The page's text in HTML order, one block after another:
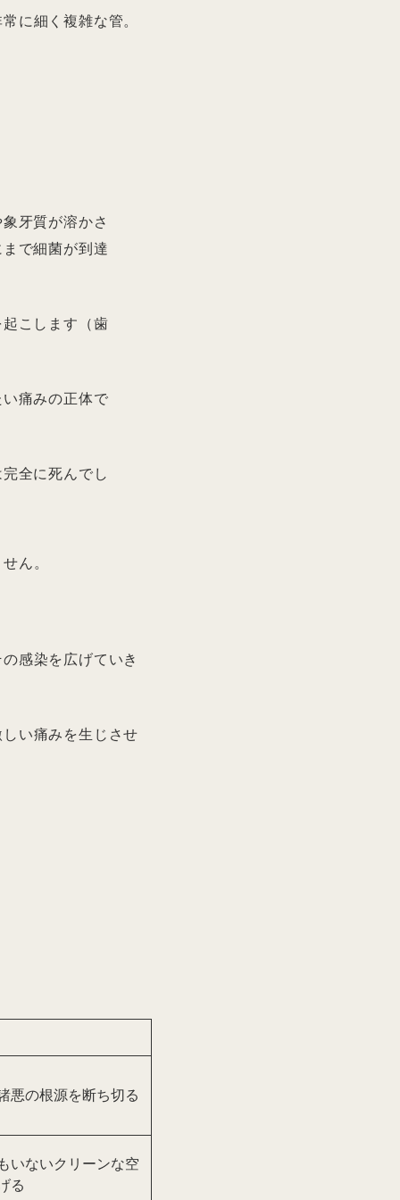
に細く複雑な管。
牙質が溶かさ
で細菌が到達
こします（歯
痛みの正体で
全に死んでし
ん。
感染を広げていき
い痛みを生じさせ
悪の根源を断ち切る
いないクリーンな空
る